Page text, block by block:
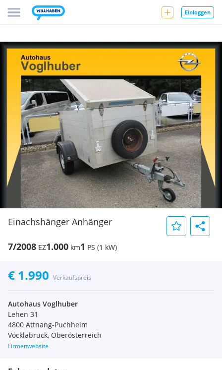
Einloggen
Einachshänger Anhänger
7/2008 EZ1.000 km1 PS (1 kW)
€ 1.990 Verkaufspreis
Autohaus Voglhuber
Lehen 31
4800 Attnang-Puchheim
Vöcklabruck, Oberösterreich
Firmenwebsite